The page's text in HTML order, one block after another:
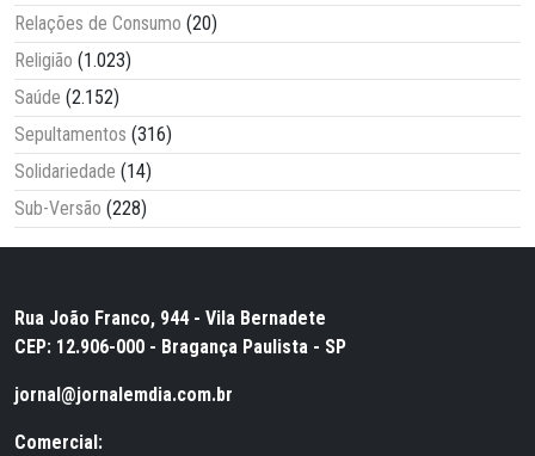
Relações de Consumo (20)
Religião (1.023)
Saúde (2.152)
Sepultamentos (316)
Solidariedade (14)
Sub-Versão (228)
Rua João Franco, 944 - Vila Bernadete
CEP: 12.906-000 - Bragança Paulista - SP
jornal@jornalemdia.com.br
Comercial: